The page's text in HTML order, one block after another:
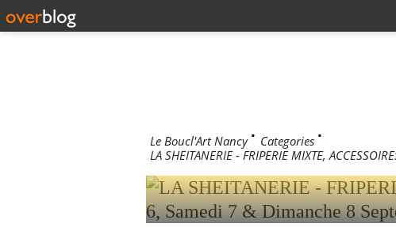
Le Boucl'Art Nancy > Categories >
LA SHEITANERIE - FRIPERIE MIXTE,
LA